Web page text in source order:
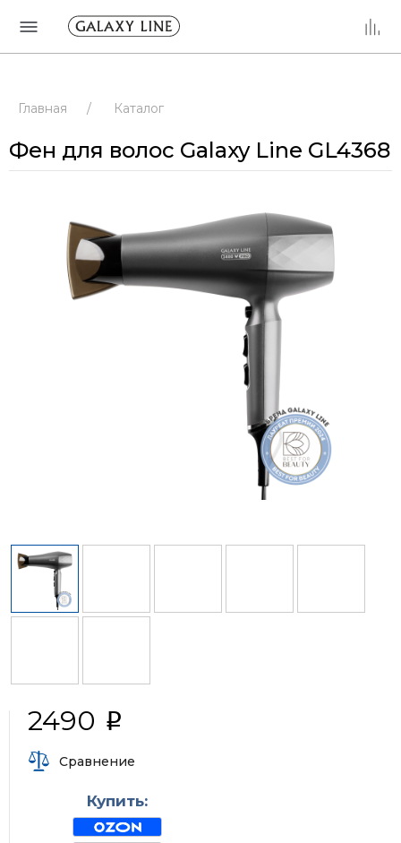
Главная / Каталог
Фен для волос Galaxy Line GL4368
2490 i
Сравнение
Купить: